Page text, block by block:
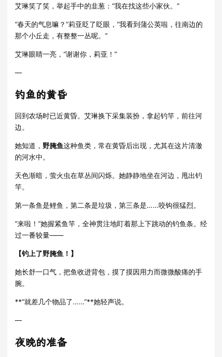
艾琳笑了笑，举起手中的韭葱：“我在找这些小家伙。”
“春天的气息嘛？”莉亚眨了眨眼，“我看到蒲公英啦，往南边的
那个小丘走，有整整一丛呢。”
艾琳眼睛一亮，“谢谢你，莉亚！”
—
钓鱼的黄昏
回到农场时已近黄昏。艾琳换下采集装扮，拿起钓竿，前往河
边。
她知道， 野腌鱼这种鱼类，常在黄昏后出现，尤其在这片清澈
的河水中。
天色渐暗，萤火虫在草丛间闪烁。她静静地坐在河边，甩出钓
竿。
第一条鱼是鲤鱼，第二条是垃圾，第三条是……咬钩很猛烈。
“来啦！”她握紧鱼竿，全神贯注地盯着那上下跳动的钓鱼条。经
过一番较量——
【钓上了野腌鱼！】
她长舒一口气，把鱼收进背包，摸了摸因用力而微微酸痛的手
腕。
**“就差几个物品了……”**她轻声说。
—
夜晚的准备